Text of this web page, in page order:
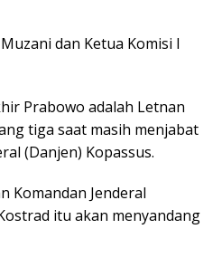
dan Ketua Komisi I
Prabowo adalah Letnan
tiga saat masih menjabat
(Danjen) Kopassus.
Komandan Jenderal
itu akan menyandang